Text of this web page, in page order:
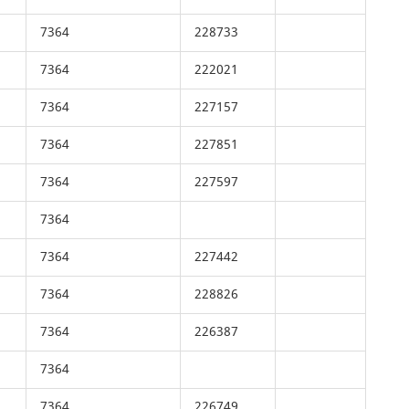
7364
228733
7364
222021
7364
227157
7364
227851
7364
227597
7364
7364
227442
7364
228826
7364
226387
7364